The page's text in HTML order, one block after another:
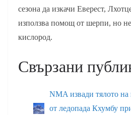
сезона да изкачи Еверест,
използва помощ от шерпи, но
кислород.
Свързани
NMA извади тялото на
от ледопада Кхумбу